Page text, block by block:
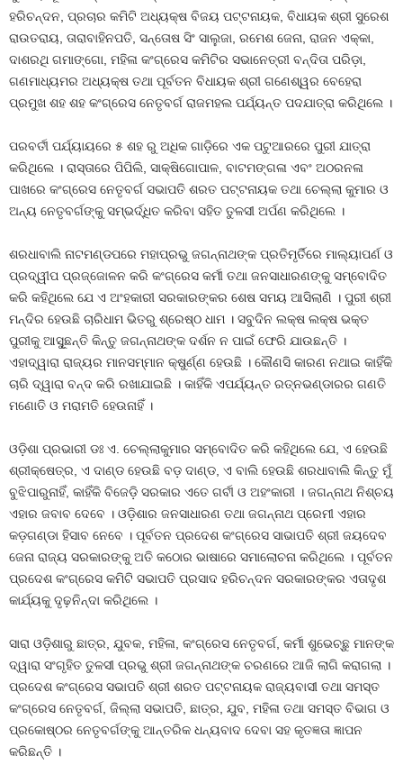
ହରିଚନ୍ଦନ, ପ୍ରଚାର କମିଟି ଅଧ୍ୟକ୍ଷ ବିଜୟ ପଟ୍ଟନାୟକ, ବିଧାୟକ ଶ୍ରୀ ସୁରେଶ
ରାଉତରାୟ, ତାରାବାହିନପତି, ସନ୍ତୋଷ ସିଂ ସାଲୁଜା, ରମେଶ ଜେନା, ରାଜନ ଏକ୍କା,
ଦାଶରଥି ଗମାଙ୍ଗୋ, ମହିଳା କଂଗ୍ରେସ କମିଟିର ସଭାନେତ୍ରୀ ବନ୍ଦିତା ପରିଡ଼ା,
ଗଣମାଧ୍ୟମର ଅଧ୍ୟକ୍ଷ ତଥା ପୂର୍ବତନ ବିଧାୟକ ଶ୍ରୀ ଗଣେଶ୍ୱର ବେହେରା
ପ୍ରମୁଖ ଶହ ଶହ କଂଗ୍ରେସ ନେତୃବର୍ଗ ରାଜମହଲ ପର୍ଯ୍ୟନ୍ତ ପଦଯାତ୍ରା କରିଥିଲେ ।
ପରବର୍ତୀ ପର୍ଯ୍ୟାୟରେ ୫ ଶହ ରୁ ଅଧିକ ଗାଡ଼ିରେ ଏକ ପଟୁଆରରେ ପୁରୀ ଯାତ୍ରା
କରିଥିଲେ । ରାସ୍ତାରେ ପିପିଲି, ସାକ୍ଷିଗୋପାଳ, ବାଟମଙ୍ଗଳା ଏବଂ ଅଠରନଳା
ପାଖରେ କଂଗ୍ରେସ ନେତୃବର୍ଗ ସଭାପତି ଶରତ ପଟ୍ଟନାୟକ ତଥା ଚେଲ୍ଲା କୁମାର ଓ
ଅନ୍ୟ ନେତୃବର୍ଗଙ୍କୁ ସମ୍ଭର୍ଦ୍ଧିତ କରିବା ସହିତ ତୁଳସୀ ଅର୍ପଣ କରିଥିଲେ ।
ଶରଧାବାଲି ନାଟମଣ୍ଡପରେ ମହାପ୍ରଭୁ ଜଗନ୍ନାଥଙ୍କ ପ୍ରତିମୃର୍ତିରେ ମାଲ୍ୟାପର୍ଣ ଓ
ପ୍ରଦ୍ୱୀପ ପ୍ରଜ୍ଜୋଳନ କରି କଂଗ୍ରେସ କର୍ମୀ ତଥା ଜନସାଧାରଣଙ୍କୁ ସମ୍ବୋଦିତ
କରି କହିଥିଲେ ଯେ ଏ ଅଂହକାରୀ ସରକାରଙ୍କର ଶେଷ ସମୟ ଆସିଲାଣି । ପୁରୀ ଶ୍ରୀ
ମନ୍ଦିର ହେଉଛି ଚାରିଧାମ ଭିତରୁ ଶ୍ରେଷ୍ଠ ଧାମ । ସବୁଦିନ ଲକ୍ଷ ଲକ୍ଷ ଭକ୍ତ
ପୁରୀକୁ ଆସୁୂଛନ୍ତି କିନ୍ତୁ ଜଗନ୍ନାଥଙ୍କ ଦର୍ଶନ ନ ପାଇଁ ଫେରି ଯାଉଛନ୍ତି ।
ଏହାଦ୍ୱାରା ରାଜ୍ୟର ମାନସମ୍ମାନ କ୍ଷୁର୍ଣ୍ଣ ହେଉଛି । କୌଣସି କାରଣ ନଥାଇ କାହିଁକି
ଚାରି ଦ୍ୱାରା ବନ୍ଦ କରି ରଖାଯାଇଛି । କାହିଁକି ଏପର୍ଯ୍ୟନ୍ତ ରତ୍ନଭଣ୍ଡାରର ଗଣତି
ମଣୋତି ଓ ମରାମତି ହେଉନାହିଁ ।
ଓଡ଼ିଶା ପ୍ରଭାରୀ ଡଃ ଏ. ଚେଲ୍ଲାକୁମାର ସମ୍ବୋଦିତ କରି କହିଥିଲେ ଯେ, ଏ ହେଉଛି
ଶ୍ରୀକ୍ଷେତ୍ର, ଏ ଦାଣ୍ଡ ହେଉଛି ବଡ଼ ଦାଣ୍ଡ, ଏ ବାଲି ହେଉଛି ଶରଧାବାଲି କିନ୍ତୁ ମୁଁ
ବୁଝିପାରୁନାହିଁ, କାହିଁକି ବିଜେଡ଼ି ସରକାର ଏତେ ଗର୍ବୀ ଓ ଅହଂକାରୀ । ଜଗନ୍ନାଥ ନିଶ୍ଚୟ
ଏହାର ଜବାବ ଦେବେ । ଓଡ଼ିଶାର ଜନସାଧାରଣ ତଥା ଜଗନ୍ନାଥ ପ୍ରେମୀ ଏହାର
କଡ଼ଗଣ୍ଡା ହିସାବ ନେବେ । ପୂର୍ବତନ ପ୍ରଦେଶ କଂଗ୍ରେସ ସାଭାପତି ଶ୍ରୀ ଜୟଦେବ
ଜେନା ରାଜ୍ୟ ସରକାରଙ୍କୁ ଅତି କଠୋର ଭାଷାରେ ସମାଲୋଚନା କରିଥିଲେ । ପୂର୍ବତନ
ପ୍ରଦେଶ କଂଗ୍ରେସ କମିଟି ସଭାପତି ପ୍ରସାଦ ହରିଚନ୍ଦନ ସରକାରଙ୍କର ଏତାଦୃଶ
କାର୍ଯ୍ୟକୁ ଦୃଢ଼ନିନ୍ଦା କରିଥିଲେ ।
ସାରା ଓଡ଼ିଶାରୁ ଛାତ୍ର, ଯୁବକ, ମହିଳା, କଂଗ୍ରେସ ନେତୃବର୍ଗ, କର୍ମୀ ଶୁଭେଚ୍ଛୁ ମାନଙ୍କ
ଦ୍ୱାରା ସଂଗୃହିତ ତୁଳସୀ ପ୍ରଭୁ ଶ୍ରୀ ଜଗନ୍ନାଥଙ୍କ ଚରଣରେ ଆଜି ଲାଗି କରାଗଲା ।
ପ୍ରଦେଶ କଂଗ୍ରେସ ସଭାପତି ଶ୍ରୀ ଶରତ ପଟ୍ଟନାୟକ ରାଜ୍ୟବାସୀ ତଥା ସମସ୍ତ
କଂଗ୍ରେସ ନେତୃବର୍ଗ, ଜିଲ୍ଲା ସଭାପତି, ଛାତ୍ର, ଯୁବ, ମହିଳା ତଥା ସମସ୍ତ ବିଭାଗ ଓ
ପ୍ରକୋଷ୍ଠର ନେତୃବର୍ଗଙ୍କୁ ଆନ୍ତରିକ ଧନ୍ୟବାଦ ଦେବା ସହ କୃତଜ୍ଞତା ଜ୍ଞାପନ
କରିଛନ୍ତି ।